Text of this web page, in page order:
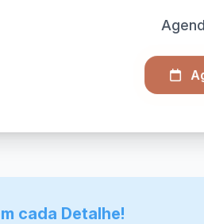
cada Detalhe!